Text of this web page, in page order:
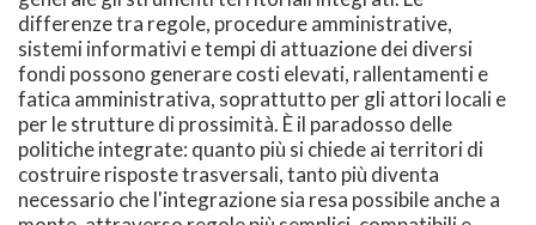
differenze tra regole, procedure amministrative,
sistemi informativi e tempi di attuazione dei diversi
fondi possono generare costi elevati, rallentamenti e
fatica amministrativa, soprattutto per gli attori locali e
per le strutture di prossimità. È il paradosso delle
politiche integrate: quanto più si chiede ai territori di
costruire risposte trasversali, tanto più diventa
necessario che l'integrazione sia resa possibile anche a